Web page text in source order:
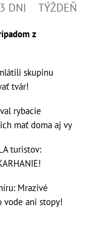
3 DNI TÝŽDEŇ
z
skupinu
tvár!
rybacie
mať doma aj vy
turistov:
Mrazivé
vode ani stopy!